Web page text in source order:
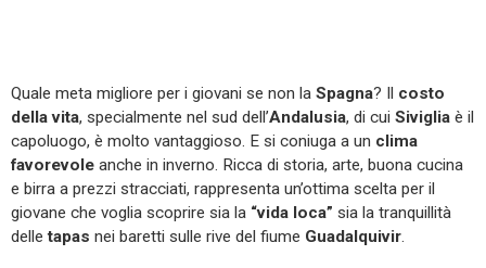
Quale meta migliore per i giovani se non la Spagna? Il costo
della vita, specialmente nel sud dell’Andalusia, di cui Siviglia è il
capoluogo, è molto vantaggioso. E si coniuga a un clima
favorevole anche in inverno. Ricca di storia, arte, buona cucina
e birra a prezzi stracciati, rappresenta un’ottima scelta per il
giovane che voglia scoprire sia la “vida loca” sia la tranquillità
delletapas nei baretti sulle rive del fiume Guadalquivir.